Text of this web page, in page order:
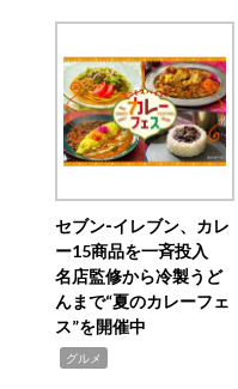
セブン‐イレブン、カレ
ー15商品を一斉投入
名店監修から冷製うど
んまで“夏のカレーフェ
ス”を開催中
グルメ